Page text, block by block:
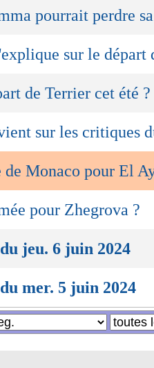
pourrait perdre
sur le départ
de Terrier cet été ?
sur les critiques
de Monaco pour El
pour Zhegrova ?
jeu. 6 juin 2024
mer. 5 juin 2024